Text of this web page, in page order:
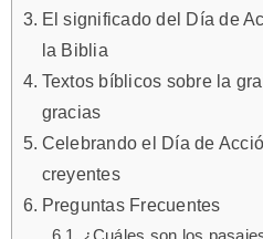
El significado del Día de
la Biblia
Textos bíblicos sobre la
gracias
Celebrando el Día de
creyentes
Preguntas Frecuentes